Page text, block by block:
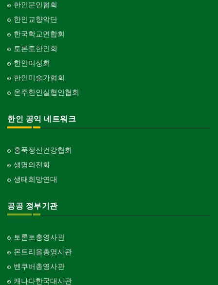
한인문인협회
한인교향악단
한국학교연합회
토론토한인회
한인여성회
한인미술가협회
온주한인실협인협회
한인 공익 네트워크
홍푹정신건강협회
생명의전화
생태희망연대
공공 정부기관
토론토총영사관
몬트리올총영사관
벤쿠버총영사관
캐나다한국대사관